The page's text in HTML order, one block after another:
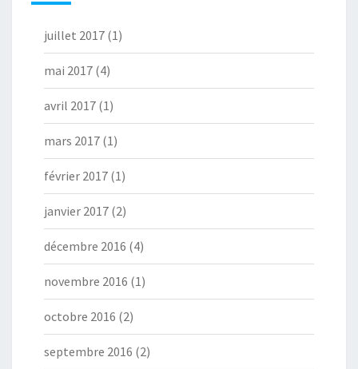
juillet 2017 (1)
mai 2017 (4)
avril 2017 (1)
mars 2017 (1)
février 2017 (1)
janvier 2017 (2)
décembre 2016 (4)
novembre 2016 (1)
octobre 2016 (2)
septembre 2016 (2)